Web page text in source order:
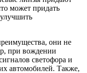
может придать
они не
при вождении
светофора и
автомобилей. Также,